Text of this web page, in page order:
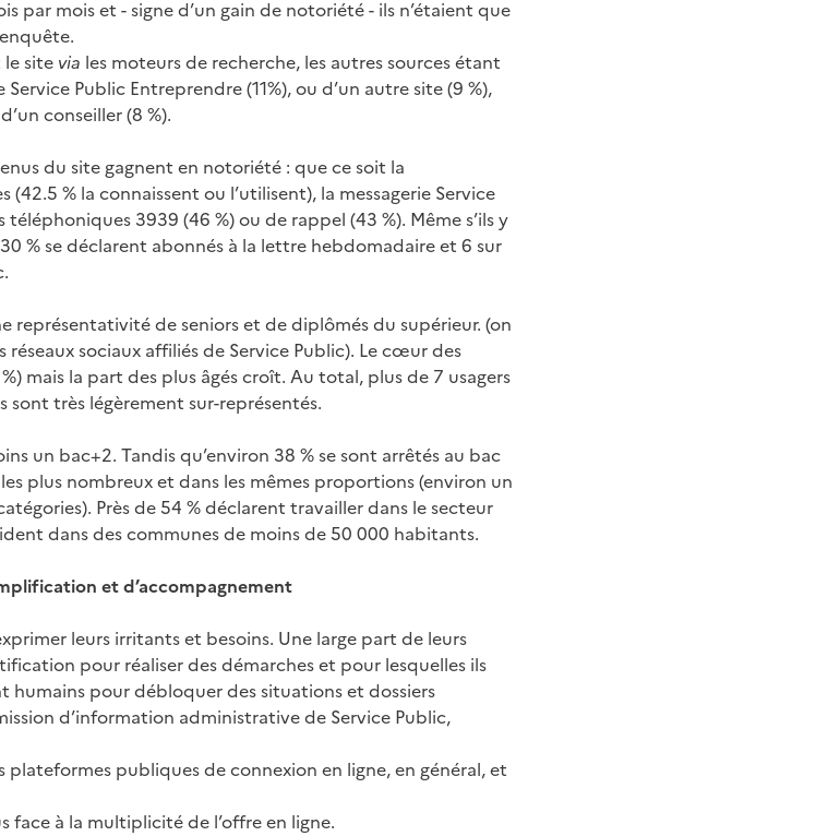
par mois et - signe d’un gain de notoriété - ils n’étaient que
site via les moteurs de recherche, les autres sources étant
Public Entreprendre (11%), ou d’un autre site (9 %),
conseiller (8 %).
du site gagnent en notoriété : que ce soit la
% la connaissent ou l’utilisent), la messagerie Service
téléphoniques 3939 (46 %) ou de rappel (43 %). Même s’ils y
% se déclarent abonnés à la lettre hebdomadaire et 6 sur
représentativité de seniors et de diplômés du supérieur. (on
sociaux affiliés de Service Public). Le cœur des
mais la part des plus âgés croît. Au total, plus de 7 usagers
sont très légèrement sur-représentés.
un bac+2. Tandis qu’environ 38 % se sont arrêtés au bac
plus nombreux et dans les mêmes proportions (environ un
Près de 54 % déclarent travailler dans le secteur
dans des communes de moins de 50 000 habitants.
et d’accompagnement
leurs irritants et besoins. Une large part de leurs
pour réaliser des démarches et pour lesquelles ils
humains pour débloquer des situations et dossiers
d’information administrative de Service Public,
publiques de connexion en ligne, en général, et
face à la multiplicité de l’offre en ligne.